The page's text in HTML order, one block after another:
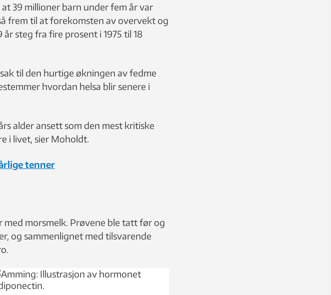
39 millioner barn under fem år var
frem til at forekomsten av overvekt og
steg fra fire prosent i 1975 til 18
til den hurtige økningen av fedme
hvordan helsa blir senere i
alder ansett som den mest kritiske
i livet, sier Moholdt.
tenner
morsmelk. Prøvene ble tatt før og
og sammenlignet med tilsvarende